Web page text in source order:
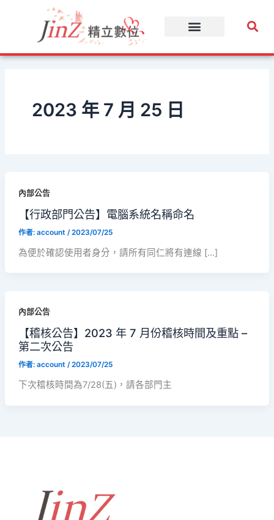
要
2023 年 7 月 25 日
內部公告
【行政部門公告】電腦系統名稱命名
作者: account /2023/07/25
為便於確認使用者身分，請所有同仁將有連線 […]
內部公告
【稽核公告】2023 年 7 月份稽核時間及重點 –
第二次公告
作者: account /2023/07/25
下次稽核時間為7/28(五)，請各部門主